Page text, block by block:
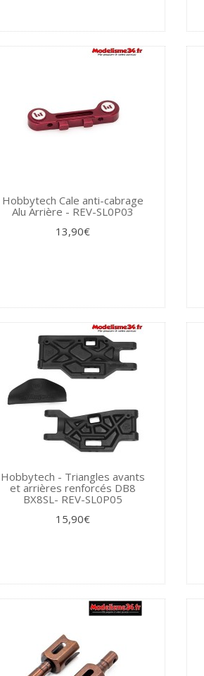
Hobbytech Cale anti-cabrage
Alu Arrière - REV-SL0P03
13,90€
Hobbytech - Triangles avants
et arrières renforcés DB8
BX8SL- REV-SL0P05
15,90€